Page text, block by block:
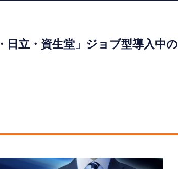
日立・資生堂」ジョブ型導入中の